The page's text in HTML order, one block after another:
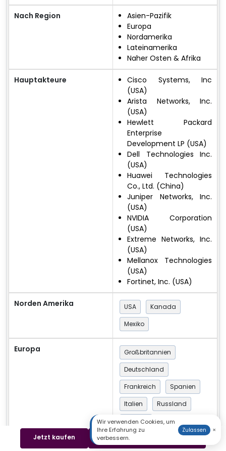
Nach Region
Asien-Pazifik
Europa
Nordamerika
Lateinamerika
Naher Osten & Afrika
Hauptakteure
Cisco Systems, Inc
(USA)
Arista Networks, Inc.
(USA)
Hewlett Packard
Enterprise
Development LP (USA)
Dell Technologies Inc.
(USA)
Huawei Technologies
Co., Ltd. (China)
Juniper Networks, Inc.
(USA)
NVIDIA Corporation
(USA)
Extreme Networks, Inc.
(USA)
Mellanox Technologies
(USA)
Fortinet, Inc. (USA)
Norden Amerika USA
Kanada
Mexiko
Europa
Großbritannien
Deutschland
Frankreich
Spanien
Italien
Russland
Benelux
Restliches Europa
Jetzt kaufen Beispiel herunterladen
Wir verwenden Cookies, um
Ihre Erfahrung zu
verbessern.
Zulassen ×